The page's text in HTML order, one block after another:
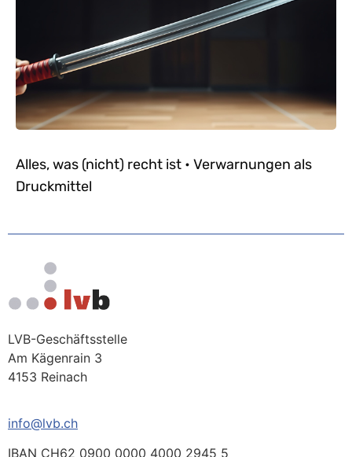
Alles, was (nicht) recht ist • Verwarnungen als
Druckmittel
LVB-Geschäftsstelle
Am Kägenrain 3
4153 Reinach
info@lvb.ch
IBAN CH62 0900 0000 4000 2945 5